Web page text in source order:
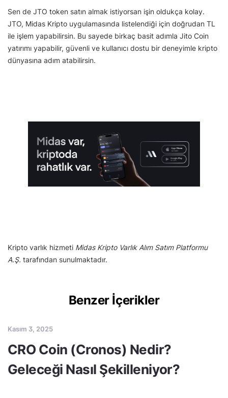
Sen de JTO token satın almak istiyorsan işin oldukça kolay.
JTO, Midas Kripto uygulamasında listelendiği için doğrudan TL
ile işlem yapabilirsin. Bu sayede birkaç basit adımla Jito Coin
yatırımı yapabilir, güvenli ve kullanıcı dostu bir deneyimle kripto
dünyasına adım atabilirsin.
Kripto varlık hizmeti Midas Kripto Varlık Alım Satım Platformu
A.Ş. tarafından sunulmaktadır.
Benzer İçerikler
Kasım 3, 2025
CRO Coin (Cronos) Nedir?
Geleceği Nasıl Şekilleniyor?